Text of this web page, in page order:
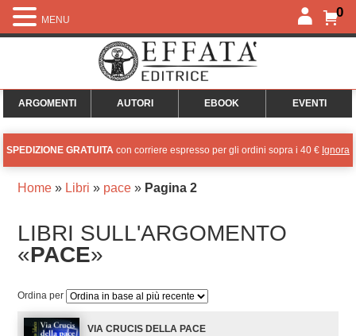
0
ARGOMENTI AUTORI EBOOK EVENTI
SPEDIZIONE GRATUITA con corriere espresso per gli ordini sopra i 40 € Ignora
Home» Libri » pace» Pagina 2
LIBRI SULL'ARGOMENTO
«PACE»
Ordina per
VIA CRUCIS DELLA PACE
MENU